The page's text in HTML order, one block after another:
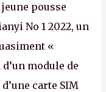
pousse
No 1 2022, un
«
module de
carte SIM